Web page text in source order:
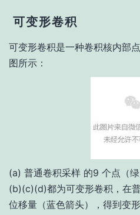
可变形卷积
可变形卷积是一种卷积核内部
图所示：
(a) 普通卷积采样 的9 个点（绿
(b)(c)(d)都为可变形卷积，在
位移量（蓝色箭头），得到变